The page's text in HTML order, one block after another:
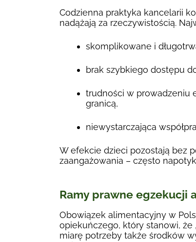
Codzienna praktyka kancelarii
nadążają za rzeczywistością.
skomplikowane i
brak szybkiego dostępu
trudności w prowadzeniu
granicą,
niewystarczająca
W efekcie dzieci pozostają bez
zaangażowania – często
Ramy prawne egzekucji
Obowiązek alimentacyjny w
opiekuńczego, który stanowi, że
miarę potrzeby także środków